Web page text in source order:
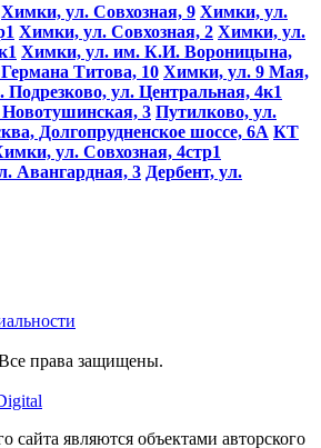
Химки, ул. Совхозная, 9 Химки, ул.
Химки, ул. Совхозная, 2 Химки, ул.
Химки, ул. им. К.И. Вороницына,
Титова, 10 Химки, ул. 9 Мая,
ул. Центральная, 4к1
3 Путилково, ул.
Долгопрудненское шоссе, 6А КТ
ул. Совхозная, 4стр1
Авангардная, 3 Дербент, ул.
права защищены.
сайта являются объектами авторского